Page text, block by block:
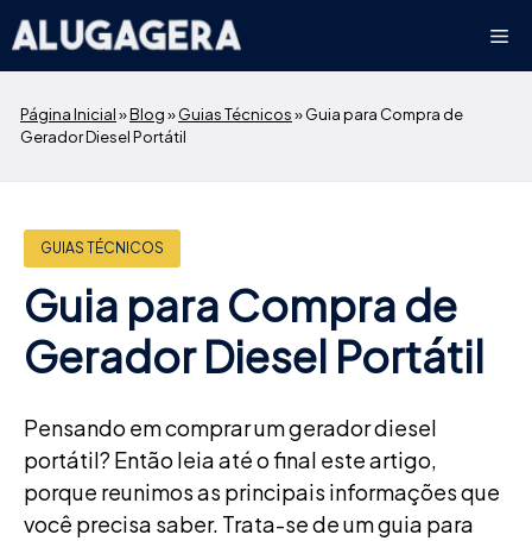
para
o
conteúdo
Página Inicial»Blog»Guias Técnicos»Guia para Compra de
Gerador Diesel Portátil
GUIAS TÉCNICOS
Guia para Compra de
Gerador Diesel Portátil
Pensando em comprar um gerador diesel
portátil? Então leia até o final este artigo,
porque reunimos as principais informações que
você precisa saber. Trata-se de um guia para